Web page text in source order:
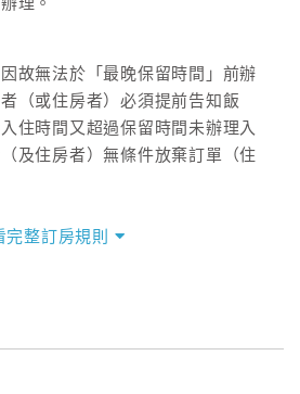
故無法於「最晚保留時間」前辦
（或住房者）必須提前告知飯
住時間又超過保留時間未辦理入
及住房者）無條件放棄訂單（住
完整訂房規則